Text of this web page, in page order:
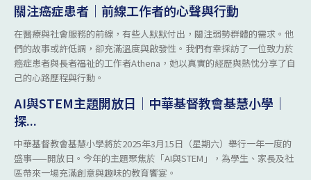
關注癌症患者｜前線工作者的心聲與行動
在醫療與社會服務的前線，有些人默默付出，關注弱勢群體的需求。他
們的故事或許低調，卻充滿溫度與啟發性。我們有幸採訪了一位致力於
癌症患者與長者福祉的工作者Athena，她以真實的經歷與熱忱分享了自
己的心路歷程與行動。
AI與STEM主題開放日｜中華基督教會基慧小學｜
探...
中華基督教會基慧小學將於2025年3月15日（星期六）舉行一年一度的
盛事——開放日。今年的主題聚焦於「AI與STEM」，為學生、家長及社
區帶來一場充滿創意與趣味的教育饗宴。